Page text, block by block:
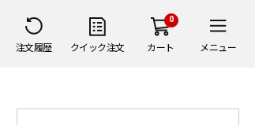
注文履歴 クイック注文
0
カート メニュー